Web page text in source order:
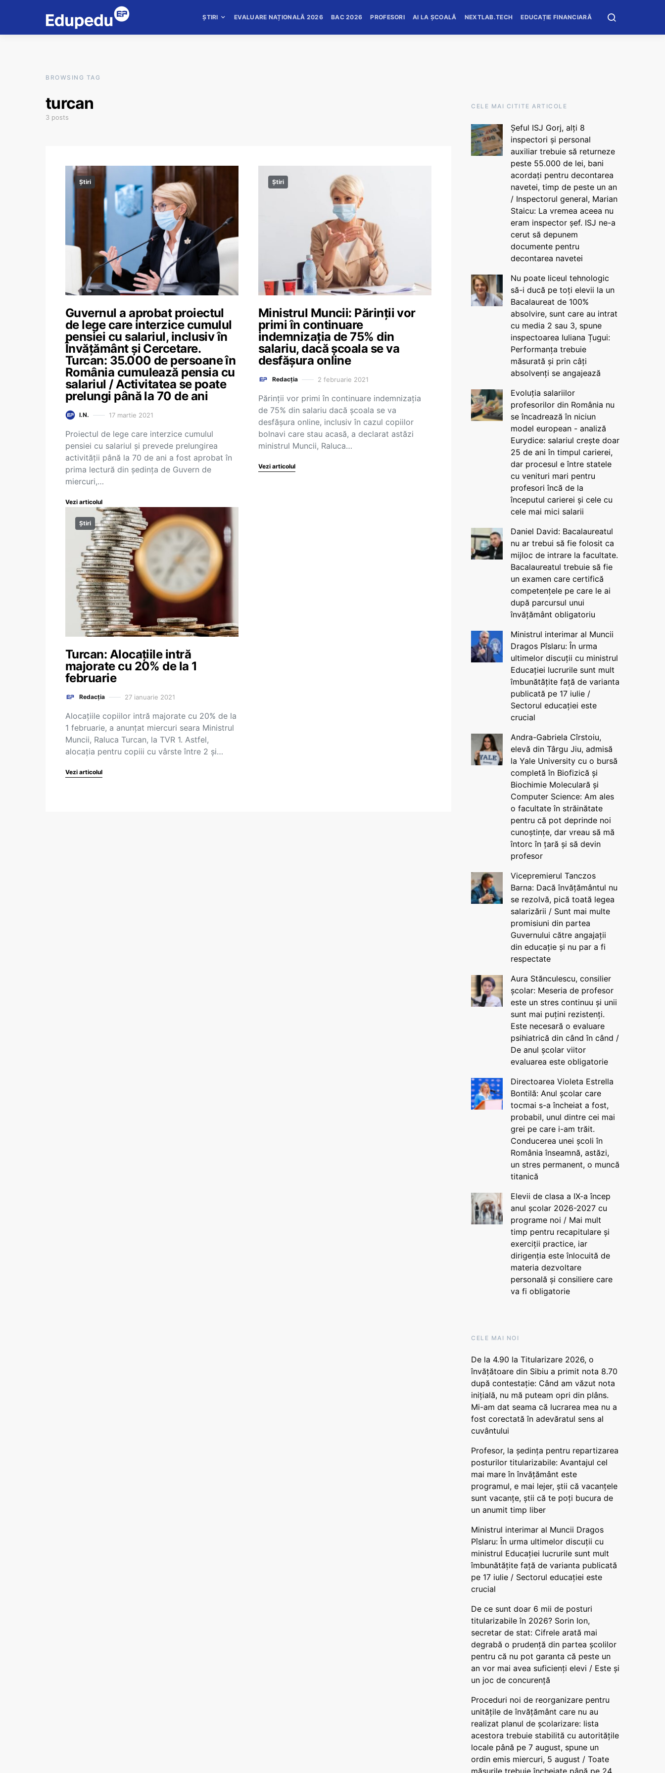
ȘTIRI EVALUARE NAȚIONALĂ 2026 BAC 2026 PROFESORI AI LA ȘCOALĂ NEXTLAB.TECH EDUCAȚIE FINANCIARĂ
BROWSING TAG
turcan
3 posts
Știri
Guvernul a aprobat proiectul
de lege care interzice cumulul
pensiei cu salariul, inclusiv în
Învățământ și Cercetare.
Turcan: 35.000 de persoane în
România cumulează pensia cu
salariul / Activitatea se poate
prelungi până la 70 de ani
I.N. 17 martie 2021
Proiectul de lege care interzice cumulul
pensiei cu salariul și prevede prelungirea
activității până la 70 de ani a fost aprobat în
prima lectură din ședința de Guvern de
miercuri,…
Vezi articolul
Știri
Ministrul Muncii: Părinții vor
primi în continuare
indemnizația de 75% din
salariu, dacă școala se va
desfășura online
Redacția 2 februarie 2021
Părinții vor primi în continuare indemnizația
de 75% din salariu dacă școala se va
desfășura online, inclusiv în cazul copiilor
bolnavi care stau acasă, a declarat astăzi
ministrul Muncii, Raluca…
Vezi articolul
Știri
Turcan: Alocațiile intră
majorate cu 20% de la 1
februarie
Redacția 27 ianuarie 2021
Alocațiile copiilor intră majorate cu 20% de la
1 februarie, a anunțat miercuri seara Ministrul
Muncii, Raluca Turcan, la TVR 1. Astfel,
alocaţia pentru copiii cu vârste între 2 şi…
Vezi articolul
CELE MAI CITITE ARTICOLE
Șeful ISJ Gorj, alți 8
inspectori și personal
auxiliar trebuie să returneze
peste 55.000 de lei, bani
acordați pentru decontarea
navetei, timp de peste un an
/ Inspectorul general, Marian
Staicu: La vremea aceea nu
eram inspector șef. ISJ ne-a
cerut să depunem
documente pentru
decontarea navetei
Nu poate liceul tehnologic
să-i ducă pe toți elevii la un
Bacalaureat de 100%
absolvire, sunt care au intrat
cu media 2 sau 3, spune
inspectoarea Iuliana Țugui:
Performanța trebuie
măsurată și prin câți
absolvenți se angajează
Evoluția salariilor
profesorilor din România nu
se încadrează în niciun
model european - analiză
Eurydice: salariul crește doar
25 de ani în timpul carierei,
dar procesul e între statele
cu venituri mari pentru
profesori încă de la
începutul carierei și cele cu
cele mai mici salarii
Daniel David: Bacalaureatul
nu ar trebui să fie folosit ca
mijloc de intrare la facultate.
Bacalaureatul trebuie să fie
un examen care certifică
competențele pe care le ai
după parcursul unui
învățământ obligatoriu
Ministrul interimar al Muncii
Dragos Pîslaru: În urma
ultimelor discuții cu ministrul
Educației lucrurile sunt mult
îmbunătățite față de varianta
publicată pe 17 iulie /
Sectorul educației este
crucial
Andra-Gabriela Cîrstoiu,
elevă din Târgu Jiu, admisă
la Yale University cu o bursă
completă în Biofizică și
Biochimie Moleculară și
Computer Science: Am ales
o facultate în străinătate
pentru că pot deprinde noi
cunoștințe, dar vreau să mă
întorc în țară și să devin
profesor
Vicepremierul Tanczos
Barna: Dacă învățământul nu
se rezolvă, pică toată legea
salarizării / Sunt mai multe
promisiuni din partea
Guvernului către angajații
din educație și nu par a fi
respectate
Aura Stănculescu, consilier
școlar: Meseria de profesor
este un stres continuu și unii
sunt mai puțini rezistenți.
Este necesară o evaluare
psihiatrică din când în când /
De anul școlar viitor
evaluarea este obligatorie
Directoarea Violeta Estrella
Bontilă: Anul școlar care
tocmai s-a încheiat a fost,
probabil, unul dintre cei mai
grei pe care i-am trăit.
Conducerea unei școli în
România înseamnă, astăzi,
un stres permanent, o muncă
titanică
Elevii de clasa a IX-a încep
anul școlar 2026-2027 cu
programe noi / Mai mult
timp pentru recapitulare și
exerciții practice, iar
dirigenția este înlocuită de
materia dezvoltare
personală și consiliere care
va fi obligatorie
CELE MAI NOI
De la 4.90 la Titularizare 2026, o
învățătoare din Sibiu a primit nota 8.70
după contestație: Când am văzut nota
inițială, nu mă puteam opri din plâns.
Mi-am dat seama că lucrarea mea nu a
fost corectată în adevăratul sens al
cuvântului
Profesor, la ședința pentru repartizarea
posturilor titularizabile: Avantajul cel
mai mare în învățământ este
programul, e mai lejer, știi că vacanțele
sunt vacanţe, știi că te poți bucura de
un anumit timp liber
Ministrul interimar al Muncii Dragos
Pîslaru: În urma ultimelor discuții cu
ministrul Educației lucrurile sunt mult
îmbunătățite față de varianta publicată
pe 17 iulie / Sectorul educației este
crucial
De ce sunt doar 6 mii de posturi
titularizabile în 2026? Sorin Ion,
secretar de stat: Cifrele arată mai
degrabă o prudență din partea școlilor
pentru că nu pot garanta că peste un
an vor mai avea suficienți elevi / Este și
un joc de concurență
Proceduri noi de reorganizare pentru
unitățile de învățământ care nu au
realizat planul de școlarizare: lista
acestora trebuie stabilită cu autoritățile
locale până pe 7 august, spune un
ordin emis miercuri, 5 august / Toate
măsurile trebuie încheiate până pe 24